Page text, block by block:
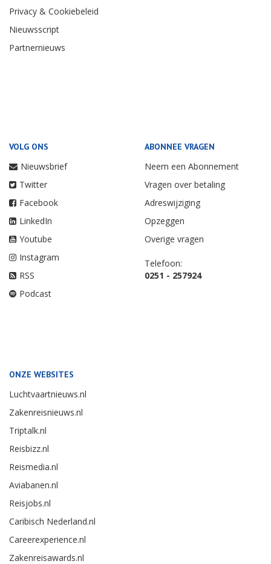
Privacy & Cookiebeleid
Nieuwsscript
Partnernieuws
VOLG ONS
Nieuwsbrief
Twitter
Facebook
LinkedIn
Youtube
Instagram
RSS
Podcast
ABONNEE VRAGEN
Neem een Abonnement
Vragen over betaling
Adreswijziging
Opzeggen
Overige vragen
Telefoon:
0251 - 257924
ONZE WEBSITES
Luchtvaartnieuws.nl
Zakenreisnieuws.nl
Triptalk.nl
Reisbizz.nl
Reismedia.nl
Aviabanen.nl
Reisjobs.nl
Caribisch Nederland.nl
Careerexperience.nl
Zakenreisawards.nl